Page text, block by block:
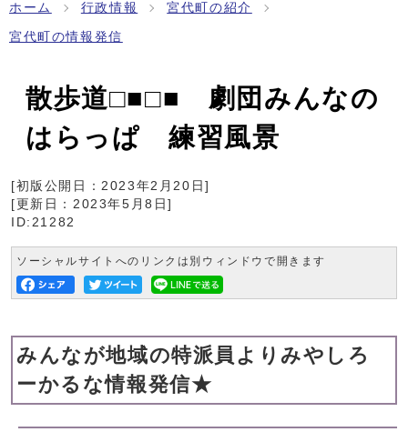
ホーム 行政情報 宮代町の紹介
宮代町の情報発信
散歩道□■□■ 劇団みんなの
はらっぱ 練習風景
[初版公開日：2023年2月20日]
[更新日： 2023年5月8日]
ID:21282
ソーシャルサイトへのリンクは別ウィンドウで開きます
みんなが地域の特派員よりみやしろ
ーかるな情報発信★